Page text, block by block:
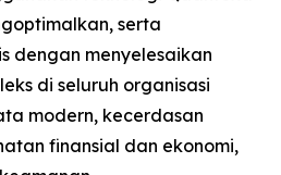
serta
dengan menyelesaikan
di seluruh organisasi
modern, kecerdasan
finansial dan ekonomi,